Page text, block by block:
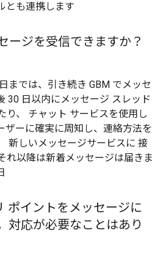
とも連携します
ージを受信できますか？
までは、引き続き GBM でメッセ
30 日以内にメッセージ スレッド
り、 チャット サービスを使用し
ザーに確実に周知し、連絡方法を
新しいメッセージサービスに 接
れ以降は新着メッセージは届きま
ポイントをメッセージに
対応が必要なことはあり